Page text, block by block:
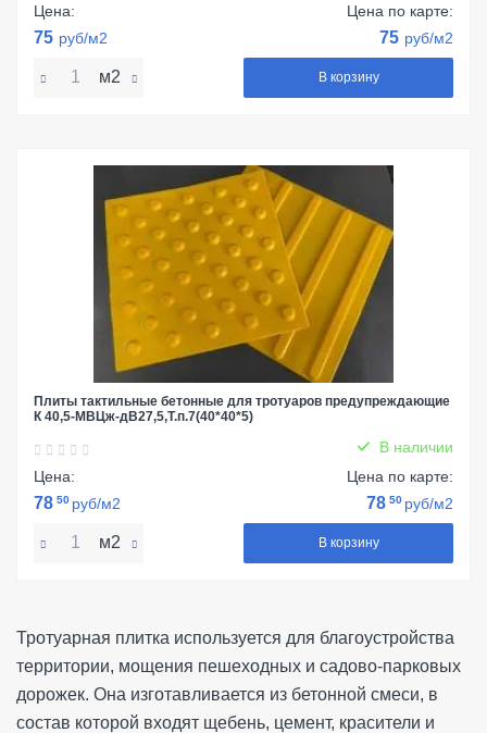
Цена:
75 руб/м2
Цена по карте:
75 руб/м2
м2 В корзину
Плиты тактильные бетонные для тротуаров предупреждающие
К 40,5-МВЦж-дВ27,5,Т.п.7(40*40*5)
В наличии
Цена:
78 50 руб/м2
Цена по карте:
78 50 руб/м2
м2 В корзину
Тротуарная плитка используется для благоустройства
территории, мощения пешеходных и садово-парковых
дорожек. Она изготавливается из бетонной смеси, в
состав которой входят щебень, цемент, красители и